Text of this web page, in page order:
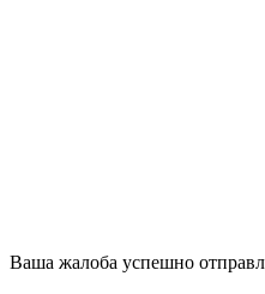
Ваша жалоба успешно